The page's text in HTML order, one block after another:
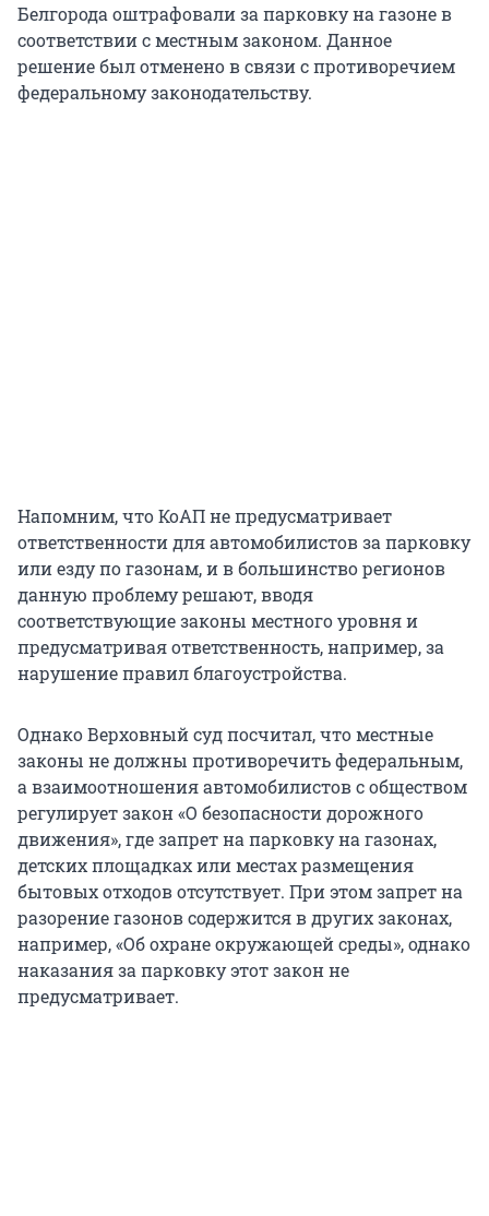
Белгорода оштрафовали за парковку на газоне в
соответствии с местным законом. Данное
решение был отменено в связи с противоречием
федеральному законодательству.
Напомним, что КоАП не предусматривает
ответственности для автомобилистов за парковку
или езду по газонам, и в большинство регионов
данную проблему решают, вводя
соответствующие законы местного уровня и
предусматривая ответственность, например, за
нарушение правил благоустройства.
Однако Верховный суд посчитал, что местные
законы не должны противоречить федеральным,
а взаимоотношения автомобилистов с обществом
регулирует закон «О безопасности дорожного
движения», где запрет на парковку на газонах,
детских площадках или местах размещения
бытовых отходов отсутствует. При этом запрет на
разорение газонов содержится в других законах,
например, «Об охране окружающей среды», однако
наказания за парковку этот закон не
предусматривает.